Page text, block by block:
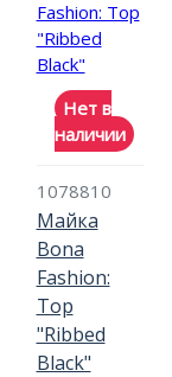
Нет в
наличии
1078810
Майка
Bona
Fashion:
Top
"Ribbed
Black"